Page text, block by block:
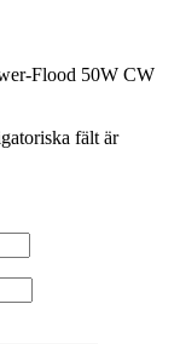
Flood 50W CW
fält är